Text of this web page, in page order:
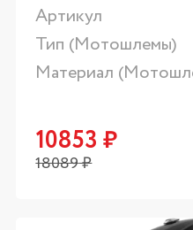
Артикул
Тип (Мотошлемы)
Материал
10853 ₽
18089₽